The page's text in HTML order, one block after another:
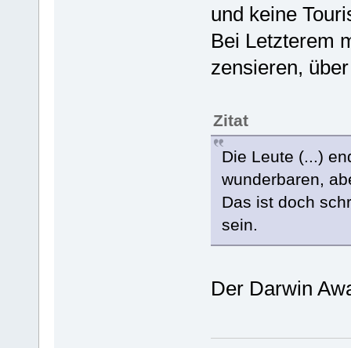
und keine
Bei Letzterem
zensieren,
Zitat
Die Leute (...)
wunderbaren,
Das ist doch
sein.
Der Darwin